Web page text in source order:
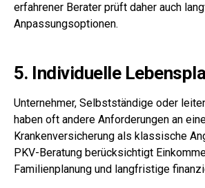
erfahrener Berater prüft daher auch
Anpassungsoptionen.
5. Individuelle
Unternehmer, Selbstständige oder
haben oft andere Anforderungen an
Krankenversicherung als klassische
PKV-Beratung berücksichtigt
Familienplanung und langfristige